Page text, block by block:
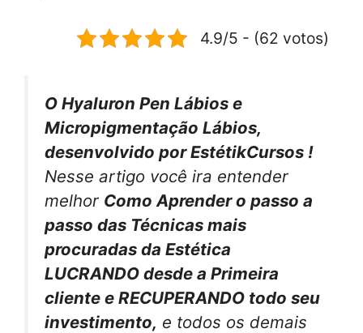
4.9/5 - (62 votos)
O Hyaluron Pen Lábios e
Micropigmentação Lábios,
desenvolvido por EstétikCursos !
Nesse artigo você ira entender
melhor Como Aprender o passo a
passo das Técnicas mais
procuradas da Estética
LUCRANDO desde a Primeira
cliente e RECUPERANDO todo seu
investimento, e todos os demais